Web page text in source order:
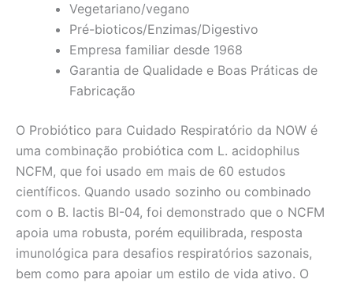
Vegetariano/vegano
Pré-bioticos/Enzimas/Digestivo
Empresa familiar desde 1968
Garantia de Qualidade e Boas Práticas de
Fabricação
O Probiótico para Cuidado Respiratório da NOW é
uma combinação probiótica com L. acidophilus
NCFM, que foi usado em mais de 60 estudos
científicos. Quando usado sozinho ou combinado
com o B. lactis BI-04, foi demonstrado que o NCFM
apoia uma robusta, porém equilibrada, resposta
imunológica para desafios respiratórios sazonais,
bem como para apoiar um estilo de vida ativo. O